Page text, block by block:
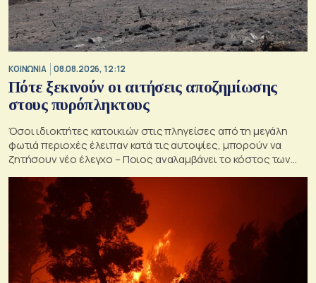
ΚΟΙΝΩΝΙΑ 08.08.2026, 12:12
Πότε ξεκινούν οι αιτήσεις αποζημίωσης
στους πυρόπληκτους
Όσοι ιδιοκτήτες κατοικιών στις πληγείσες από τη μεγάλη
φωτιά περιοχές έλειπαν κατά τις αυτοψίες, μπορούν να
ζητήσουν νέο έλεγχο – Ποιος αναλαμβάνει το κόστος των